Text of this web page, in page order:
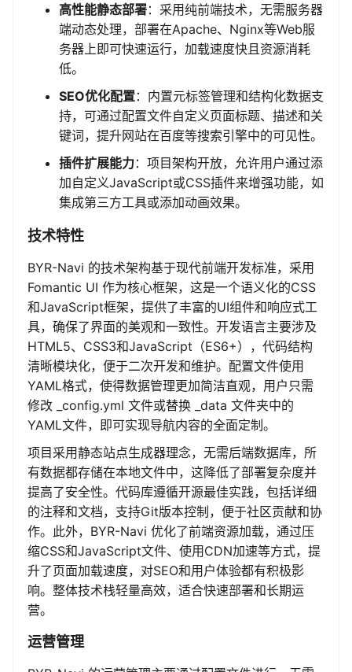
高性能静态部署：采用纯前端技术，无需服务器
端动态处理，部署在Apache、Nginx等Web服
务器上即可快速运行，加载速度快且资源消耗
低。
SEO优化配置：内置元标签管理和结构化数据支
持，可通过配置文件自定义页面标题、描述和关
键词，提升网站在百度等搜索引擎中的可见性。
插件扩展能力：项目架构开放，允许用户通过添
加自定义JavaScript或CSS插件来增强功能，如
集成第三方工具或添加动画效果。
技术特性
BYR-Navi 的技术架构基于现代前端开发标准，采用
Fomantic UI 作为核心框架，这是一个语义化的CSS
和JavaScript框架，提供了丰富的UI组件和响应式工
具，确保了界面的美观和一致性。开发语言主要涉及
HTML5、CSS3和JavaScript（ES6+），代码结构
清晰模块化，便于二次开发和维护。配置文件使用
YAML格式，使得数据管理更加简洁直观，用户只需
修改 _config.yml 文件或替换 _data 文件夹中的
YAML文件，即可实现导航内容的全面定制。
项目采用静态站点生成器理念，无需后端数据库，所
有数据都存储在本地文件中，这降低了部署复杂度并
提高了安全性。代码库遵循开源最佳实践，包括详细
的注释和文档，支持Git版本控制，便于社区贡献和协
作。此外，BYR-Navi 优化了前端资源加载，通过压
缩CSS和JavaScript文件、使用CDN加速等方式，提
升了页面加载速度，对SEO和用户体验都有积极影
响。整体技术栈轻量高效，适合快速部署和长期运
营。
运营管理